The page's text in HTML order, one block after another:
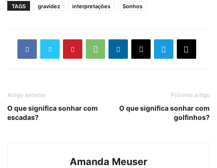
TAGS gravidez interpretações Sonhos
Artigo anterior
O que significa sonhar com
escadas?
Próximo artigo
O que significa sonhar com
golfinhos?
Amanda Meuser